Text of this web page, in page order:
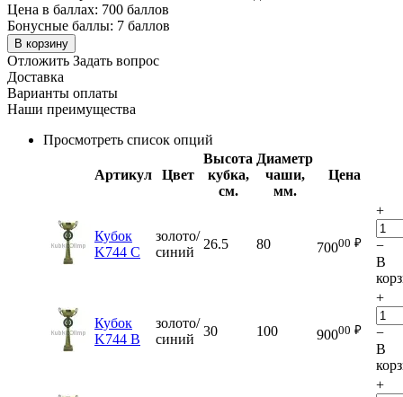
Цена в баллах: 700 баллов
Бонусные баллы: 7 баллов
В корзину
Отложить Задать вопрос
Доставка
Варианты оплаты
Наши преимущества
Просмотреть список опций
Артикул Цвет
Высота
кубка,
см.
Диаметр
чаши,
мм.
Цена
Кубок
K744 C
золото/
синий
26.5 80 70000 ₽
+
−
В
Кубок
K744 B
золото/
синий
30 100 90000 ₽
+
−
В
+